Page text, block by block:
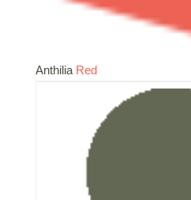
Anthilia Red